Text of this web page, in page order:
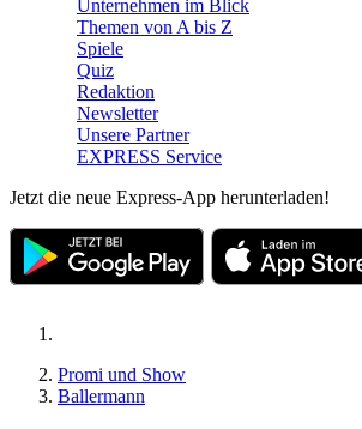
Unternehmen im Blick
Themen von A bis Z
Spiele
Quiz
Redaktion
Newsletter
Unsere Partner
EXPRESS Service
Jetzt die neue Express-App herunterladen!
Promi und Show
Ballermann